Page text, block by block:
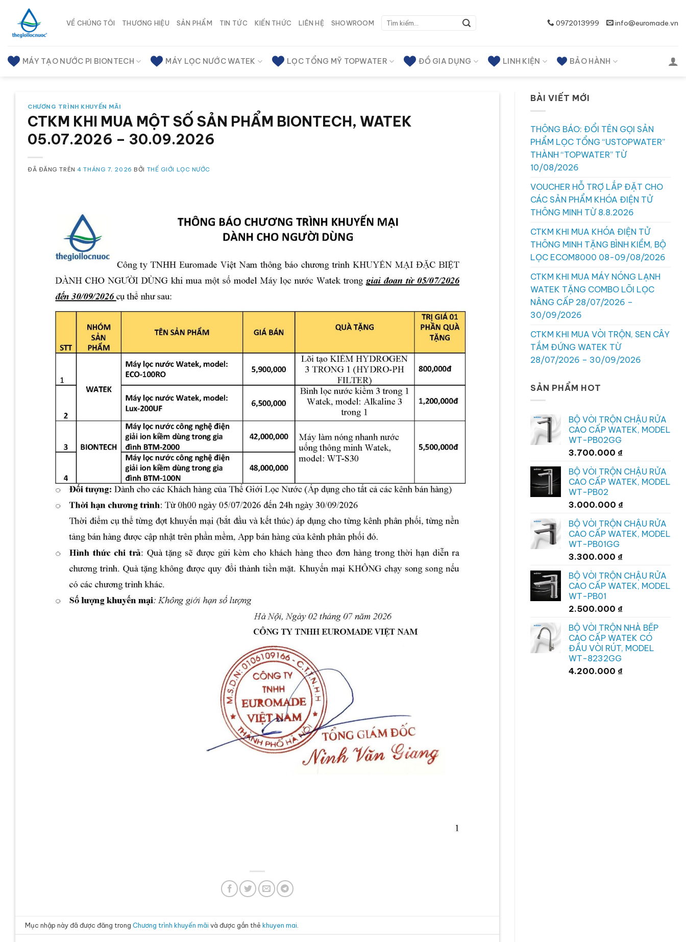
Chuyển
VỀ CHÚNG TÔI THƯƠNG HIỆU SẢN PHẨM TIN TỨC KIẾN THỨC LIÊN HỆ SHOWROOM
Tìm
0972013999 info@euromade.vn
MÁY TẠO NƯỚC PI BIONTECH MÁY LỌC NƯỚC WATEK LỌC TỔNG MỸ TOPWATER ĐỒ GIA DỤNG LINH KIỆN BẢO HÀNH
CHƯƠNG TRÌNH KHUYẾN MÃI
CTKM KHI MUA MỘT SỐ SẢN PHẨM BIONTECH, WATEK
05.07.2026 – 30.09.2026
ĐÃ ĐĂNG TRÊN4 THÁNG 7, 2026 BỞI THẾ GIỚI LỌC NƯỚC
Mục nhập này đã được đăng trongChương trình khuyến mãi và được gắn thẻkhuyen mai
BÀI VIẾT MỚI
THÔNG BÁO: ĐỔI TÊN GỌI SẢN
PHẨM LỌC TỔNG “USTOPWATER”
THÀNH “TOPWATER” TỪ
10/08/2026
VOUCHER HỖ TRỢ LẮP ĐẶT CHO
CÁC SẢN PHẨM KHÓA ĐIỆN TỬ
THÔNG MINH TỪ 8.8.2026
CTKM KHI MUA KHÓA ĐIỆN TỬ
THÔNG MINH TẶNG BÌNH KIỀM, BỘ
LỌC ECOM8000 08-09/08/2026
CTKM KHI MUA MÁY NÓNG LẠNH
WATEK TẶNG COMBO LÕI LỌC
NÂNG CẤP 28/07/2026 –
30/09/2026
CTKM KHI MUA VÒI TRỘN, SEN CÂY
TẮM ĐỨNG WATEK TỪ
28/07/2026 – 30/09/2026
SẢN PHẨM HOT
BỘ VÒI TRỘN CHẬU RỬA
CAO CẤP WATEK, MODEL
WT-PB02GG
3.700.000 ₫
BỘ VÒI TRỘN CHẬU RỬA
CAO CẤP WATEK, MODEL
WT-PB02
3.000.000 ₫
BỘ VÒI TRỘN CHẬU RỬA
CAO CẤP WATEK, MODEL
WT-PB01GG
3.300.000 ₫
BỘ VÒI TRỘN CHẬU RỬA
CAO CẤP WATEK, MODEL
WT-PB01
2.500.000 ₫
BỘ VÒI TRỘN NHÀ BẾP
CAO CẤP WATEK CÓ
ĐẦU VÒI RÚT, MODEL
WT-8232GG
4.200.000 ₫